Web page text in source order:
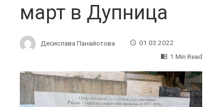
март в Дупница
Десислава Панайотова
01.03.2022
1 Min Read